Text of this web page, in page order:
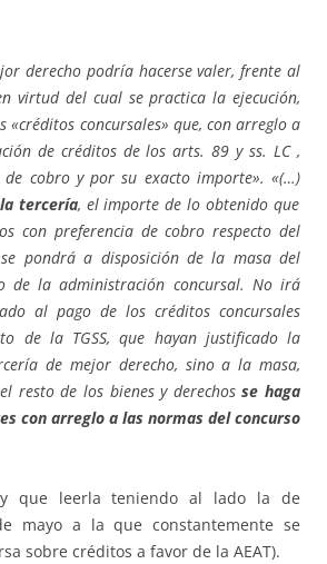
derecho podría hacerse valer, frente al
virtud del cual se practica la ejecución,
«créditos concursales» que, con arreglo a
de créditos de los arts. 89 y ss. LC ,
de cobro y por su exacto importe». «(…)
tercería, el importe de lo obtenido que
con preferencia de cobro respecto del
pondrá a disposición de la masa del
de la administración concursal. No irá
al pago de los créditos concursales
de la TGSS, que hayan justificado la
de mejor derecho, sino a la masa,
resto de los bienes y derechosse haga
con arreglo a las normas del concurso
que leerla teniendo al lado la de
mayo a la que constantemente se
sobre créditos a favor de la AEAT).